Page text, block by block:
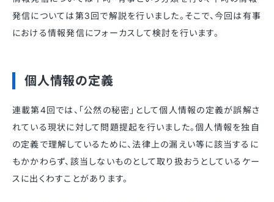
発信については第3回で解説を行いました。そこで、今回は有事
における情報発信にフォーカスして検討を行います。
個人情報の定義
連載第4回では、「公然の秘密」として個人情報の定義が誤解さ
れている現状に対して問題提起を行いました。個人情報を独自
の定義で理解しているために、法律上の漏えい等に該当するに
もかかわらず、該当しないものとして取り扱おうとしているケー
スに出くわすことがあります。